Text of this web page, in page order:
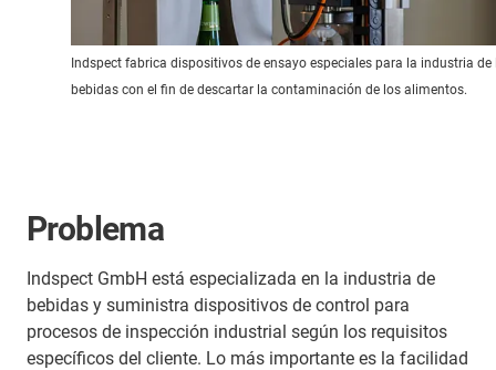
Indspect fabrica dispositivos de ensayo especiales para la industria de
bebidas con el fin de descartar la contaminación de los alimentos.
Problema
Indspect GmbH está especializada en la industria de
bebidas y suministra dispositivos de control para
procesos de inspección industrial según los requisitos
específicos del cliente. Lo más importante es la facilidad